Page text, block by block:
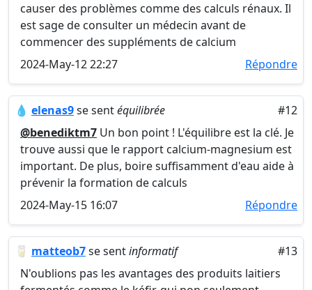
causer des problèmes comme des calculs rénaux. Il
est sage de consulter un médecin avant de
commencer des suppléments de calcium
2024-May-12 22:27
Répondre
💧 elenas9se sentéquilibrée
#12
@benediktm7 Un bon point ! L'équilibre est la clé. Je
trouve aussi que le rapport calcium-magnesium est
important. De plus, boire suffisamment d'eau aide à
prévenir la formation de calculs
2024-May-15 16:07
Répondre
🥛 matteob7se sentinformatif
#13
N'oublions pas les avantages des produits laitiers